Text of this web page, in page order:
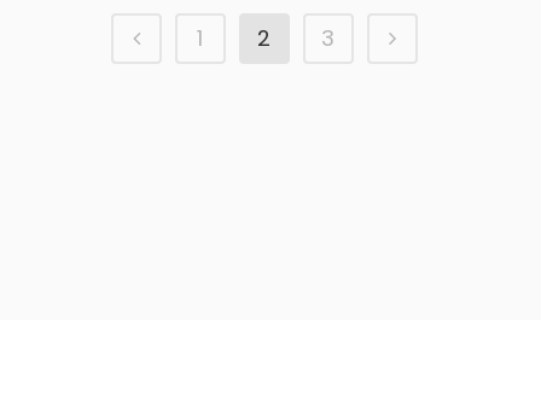
1 2 3